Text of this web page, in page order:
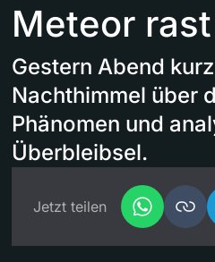
Meteor
Gestern Abend
Nachthimmel über
Phänomen und
Überbleibsel.
Jetzt teilen